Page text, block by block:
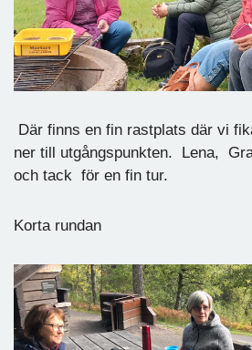
Där finns en fin rastplats där vi
ner till utgångspunkten. Lena,
och tack för en fin tur.
Korta rundan